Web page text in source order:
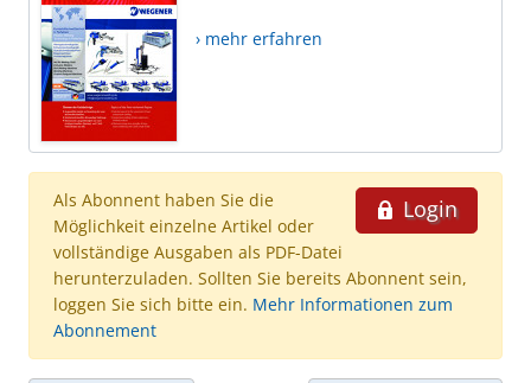
› mehr erfahren
Login
Als Abonnent haben Sie die
Möglichkeit einzelne Artikel oder
vollständige Ausgaben als PDF-Datei
herunterzuladen. Sollten Sie bereits Abonnent sein,
loggen Sie sich bitte ein. Mehr Informationen zum
Abonnement